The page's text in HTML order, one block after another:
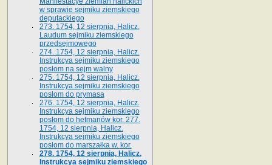
w sprawie sejmiku ziemskiego
deputackiego
273. 1754, 12 sierpnia, Halicz.
Laudum sejmiku ziemskiego
przedsejmowego
274. 1754, 12 sierpnia, Halicz.
Instrukcya sejmiku ziemskiego
posłom na sejm walny
275. 1754, 12 sierpnia, Halicz.
Instrukcya sejmiku ziemskiego
posłom do prymasa
276. 1754, 12 sierpnia, Halicz.
Instrukcya sejmiku ziemskiego
posłom do hetmanów kor. 277.
1754, 12 sierpnia, Halicz.
Instrukcya sejmiku ziemskiego
posłom do marszałka w. kor.
278. 1754, 12 sierpnia, Halicz.
Instrukcya sejmiku ziemskiego